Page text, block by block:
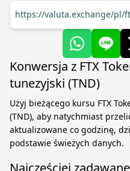
https://valuta.exchange/pl/
Konwersja z FTX
tunezyjski (TND)
Użyj bieżącego kursu FTX
(TND), aby natychmiast
aktualizowane co godzinę,
podstawie świeżych danych.
Najczęściej